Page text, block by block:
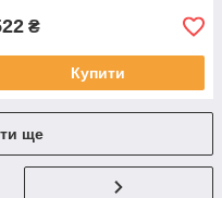
₴
Купити
ще